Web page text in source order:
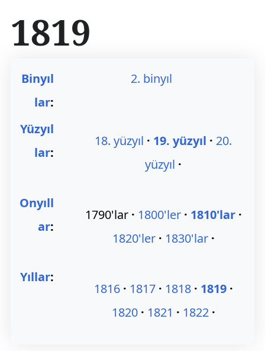
r
1819
Binyıl
lar:
2. binyıl
Yüzyıl
lar:
18. yüzyıl 19. yüzyıl
20.
yüzyıl
Onyıll
ar:
1790'lar 1800'ler
1810'lar
1820'ler
1830'lar
Yıllar:
1816 1817 1818
1819
1820
1821 1822